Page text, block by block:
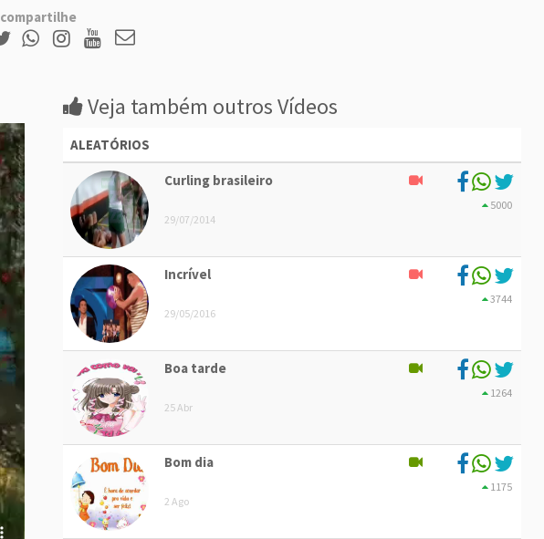
compartilhe
Veja também outros Vídeos
ALEATÓRIOS
Curling brasileiro
29/07/2014
5000
Incrível
29/05/2016
3744
Boa tarde
25 Abr
1264
Bom dia
2 Ago
1175